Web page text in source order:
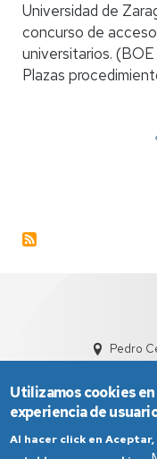
de
acceso.
Profesor
Titular
Universidad de
concurso de
universitarios.
Plazas
Pedro
Utilizamos cookies
experiencia de
Al hacer click en